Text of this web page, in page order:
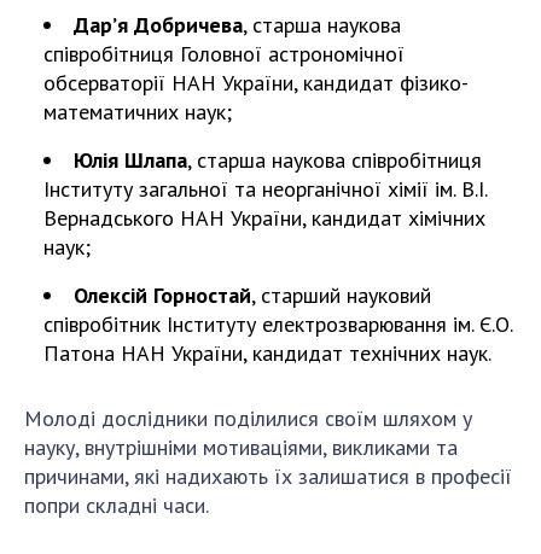
Засідання Президії НАН України
Сесії Загальних зборів НАН України
Річні звіти НАН України
Річні фінансові звіти НАН України
Наукові публікації та видавнича діяльність
Охорона прав інтелектуальної власності та
трансфер технологій в наукових установах
Наукові об'єкти, що становлять національне
Центри колективного користування
науковими приладами НАН України
Оцінювання ефективності діяльності
Конкурси наукових досліджень НАН України
Відкрита наука в НАН України
Підготовка наукових кадрів
Дар’я Добричева, старша наукова
співробітниця Головної астрономічної
обсерваторії НАН України, кандидат фізико-
математичних наук;
Юлія Шлапа, старша наукова співробітниця
Інституту загальної та неорганічної хімії ім. В.І.
Вернадського НАН України, кандидат хімічних
наук;
Олексій Горностай, старший науковий
співробітник Інституту електрозварювання ім. Є.О.
Патона НАН України, кандидат технічних наук.
Молоді дослідники поділилися своїм шляхом у
науку, внутрішніми мотиваціями, викликами та
причинами, які надихають їх залишатися в професії
попри складні часи.